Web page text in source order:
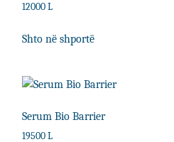
12000 L
Shto në shportë
Serum Bio Barrier
19500 L